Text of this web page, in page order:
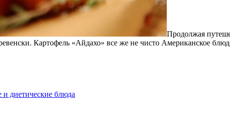
Продолжая
Картофель «Айдахо» все же не чисто Американское
диетические блюда